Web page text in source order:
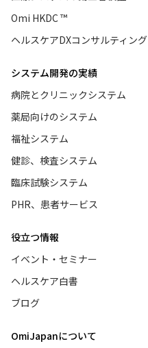
Omi HKDC ™
ヘルスケアDXコンサルティング
システム開発の実績
病院とクリニックシステム
薬局向けのシステム
福祉システム
健診、検査システム
臨床試験システム
PHR、患者サービス
役立つ情報
イベント・セミナー
ヘルスケア白書
ブログ
OmiJapanについて